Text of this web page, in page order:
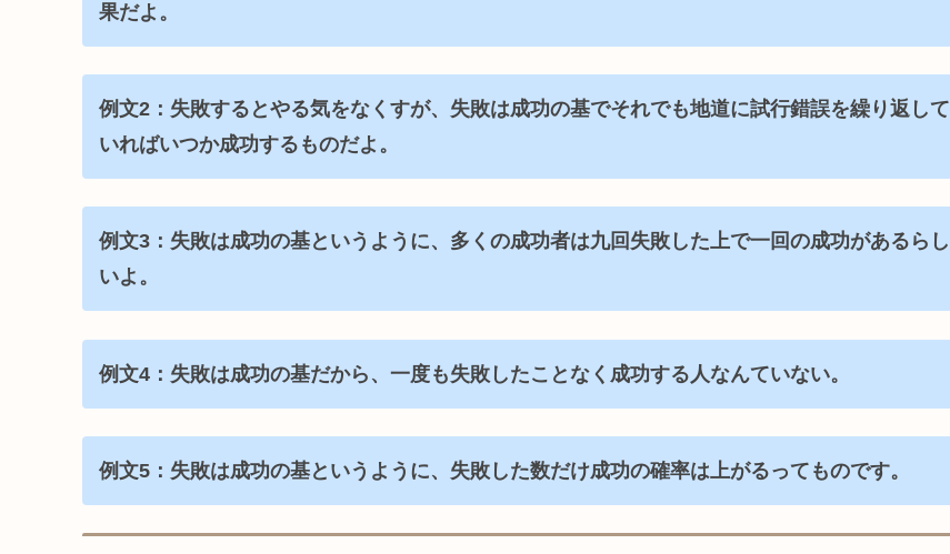
果だよ。
例文2：失敗するとやる気をなくすが、失敗は成功の基でそれでも地道に試行錯誤を繰り返して
いればいつか成功するものだよ。
例文3：失敗は成功の基というように、多くの成功者は九回失敗した上で一回の成功があるらし
いよ。
例文4：失敗は成功の基だから、一度も失敗したことなく成功する人なんていない。
例文5：失敗は成功の基というように、失敗した数だけ成功の確率は上がるってものです。